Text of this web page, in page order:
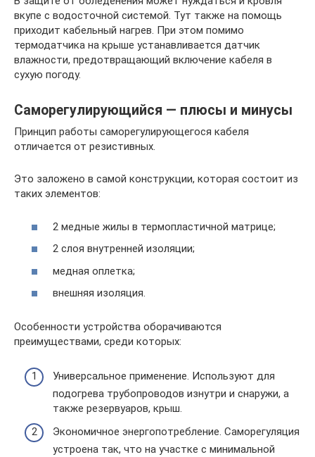
вкупе с водосточной системой. Тут также на помощь
приходит кабельный нагрев. При этом помимо
термодатчика на крыше устанавливается датчик
влажности, предотвращающий включение кабеля в
сухую погоду.
Саморегулирующийся — плюсы и минусы
Принцип работы саморегулирующегося кабеля
отличается от резистивных.
Это заложено в самой конструкции, которая состоит из
таких элементов:
2 медные жилы в термопластичной матрице;
2 слоя внутренней изоляции;
медная оплетка;
внешняя изоляция.
Особенности устройства оборачиваются
преимуществами, среди которых:
Универсальное применение. Используют для
подогрева трубопроводов изнутри и снаружи, а
также резервуаров, крыш.
Экономичное энергопотребление. Саморегуляция
устроена так, что на участке с минимальной